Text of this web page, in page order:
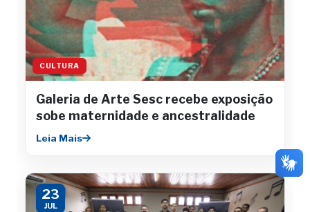
CULTURA
Galeria de Arte Sesc recebe exposição
sobe maternidade e ancestralidade
Leia Mais
23
JUL